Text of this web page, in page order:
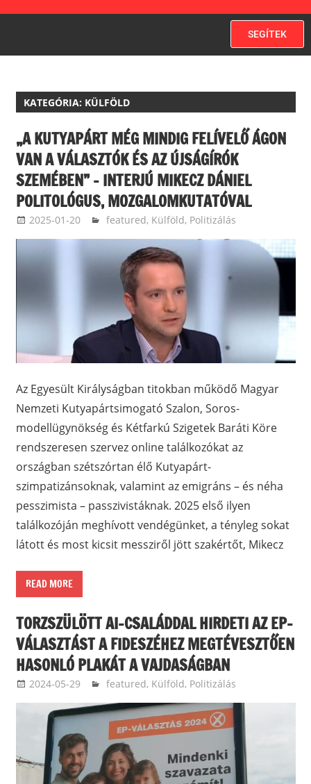
SEGÍTEK
KATEGÓRIA: KÜLFÖLD
„A KUTYAPÁRT MÉG MINDIG FELÍVELŐ ÁGON
VAN A VÁLASZTÓK ÉS AZ ÚJSÁGÍRÓK
SZEMÉBEN” – INTERJÚ MIKECZ DÁNIEL
POLITOLÓGUS, MOZGALOMKUTATÓVAL
2025-01-20 langdavid
featured, Külföld, Politizálás
Az Egyesült Királyságban titokban működő Magyar
Nemzeti Kutyapártsimogató Szalon, Soros-
modellügynökség és Kétfarkú Szigetek Baráti Köre
rendszeresen szervez online találkozókat az
országban szétszórtan élő Kutyapárt-
szimpatizánsoknak, valamint az emigráns – és néha
pesszimista – passzivistáknak. 2025 első ilyen
találkozóján meghívott vendégünket, a tényleg sokat
látott és most kicsit messziről jött szakértőt, Mikecz
READ MORE
TORZSZÜLÖTT AI-CSALÁDDAL HIRDETI AZ EP-
VÁLASZTÁST A FIDESZÉHEZ MEGTÉVESZTŐEN
HASONLÓ PLAKÁT A VAJDASÁGBAN
2024-05-29 langdavid
featured, Külföld, Politizálás